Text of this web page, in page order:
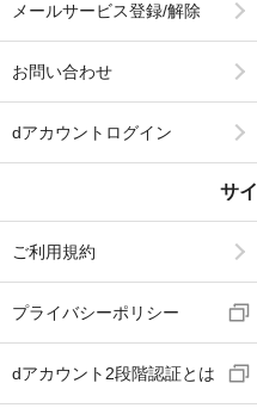
メールサービス登録/解除
お問い合わせ
dアカウントログイン
サ
ご利用規約
プライバシーポリシー
dアカウント2段階認証とは